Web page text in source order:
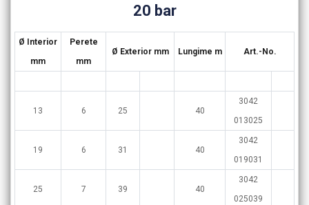
20 bar
Ø Interior
mm
Perete
mm
Ø Exterior mm Lungime m Art.-No.
13 6 25 40
3042
013025
19 6 31 40
3042
019031
25 7 39 40
3042
025039